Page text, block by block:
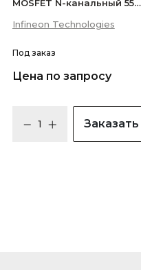
MOSFET N-канальный 55В
лента на катушке
Infineon Technologies
Под заказ
Цена по запросу
Заказать